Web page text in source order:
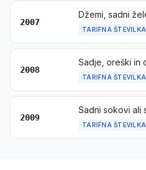
2007
TARIFNA ŠTEVILKA
2008
TARIFNA ŠTEVILKA
2009
TARIFNA ŠTEVILKA